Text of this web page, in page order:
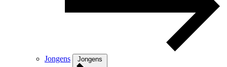
Jongens Jongens